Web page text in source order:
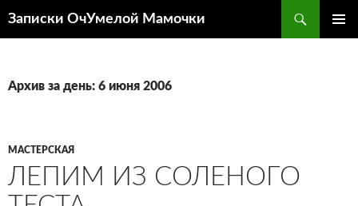
Записки ОчУмелой Мамочки
Архив за день: 6 июня 2006
МАСТЕРСКАЯ
ЛЕПИМ ИЗ СОЛЕНОГО